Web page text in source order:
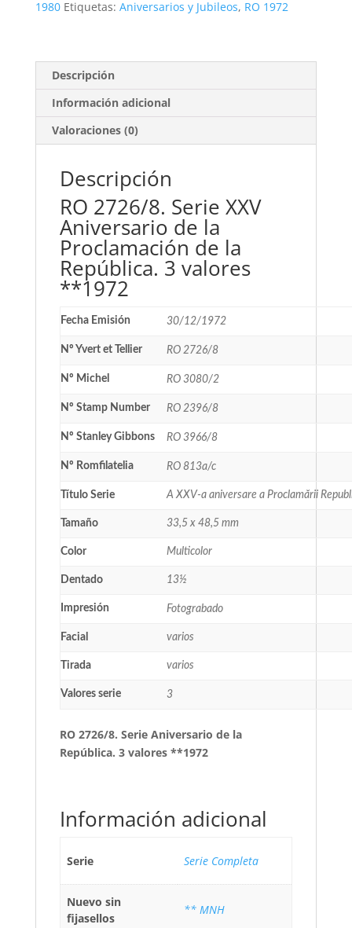
valores
**1972
cantidad
1980 Etiquetas: Aniversarios y Jubileos, RO 1972
Descripción
Información adicional
Valoraciones (0)
Descripción
RO 2726/8. Serie XXV
Aniversario de la
Proclamación de la
República. 3 valores
**1972
Fecha Emisión 30/12/1972
Nº Yvert et Tellier RO 2726/8
Nº Michel RO 3080/2
Nº Stamp Number RO 2396/8
Nº Stanley Gibbons RO 3966/8
Nº Romfilatelia RO 813a/c
Título Serie A XXV-a aniversare a Proclamării
Tamaño 33,5 x 48,5 mm
Color Multicolor
Dentado 13½
Impresión Fotograbado
Facial varios
Tirada varios
Valores serie 3
RO 2726/8. Serie Aniversario de la
República. 3 valores **1972
Información adicional
Serie Serie Completa
Nuevo sin
fijasellos
** MNH